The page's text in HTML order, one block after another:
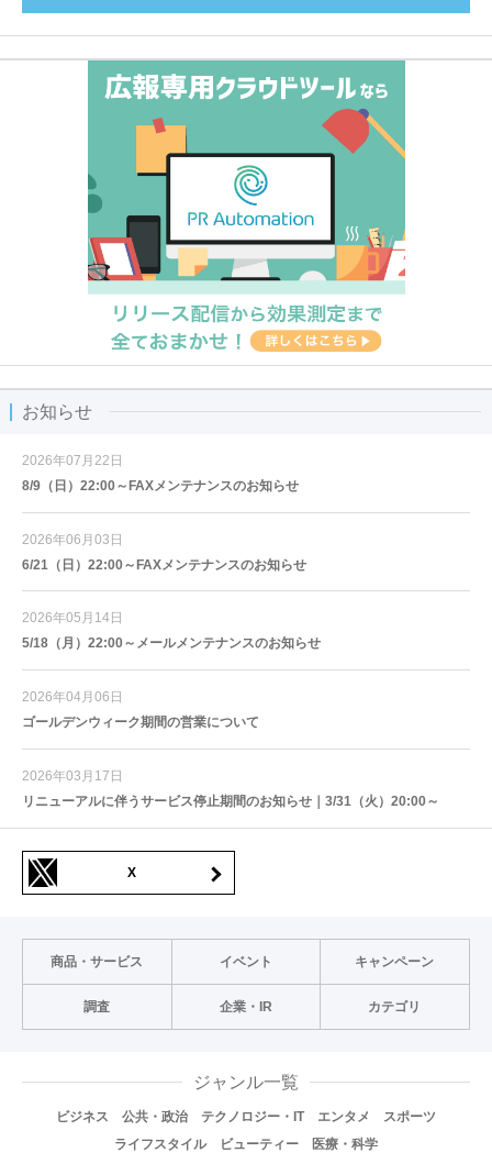
お知らせ
2026年07月22日
8/9（日）22:00～FAXメンテナンスのお知らせ
2026年06月03日
6/21（日）22:00～FAXメンテナンスのお知らせ
2026年05月14日
5/18（月）22:00～メールメンテナンスのお知らせ
2026年04月06日
ゴールデンウィーク期間の営業について
2026年03月17日
リニューアルに伴うサービス停止期間のお知らせ｜3/31（火）20:00～
X
商品・サービス イベント キャンペーン
調査 企業・IR カテゴリ
ジャンル一覧
ビジネス 公共・政治 テクノロジー・IT エンタメ
スポーツ
ライフスタイル
ビューティー 医療・科学